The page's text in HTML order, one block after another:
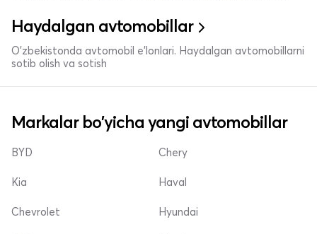
Haydalgan avtomobillar
O'zbekistonda avtomobil e’lonlari. Haydalgan avtomobillarni
sotib olish va sotish
Markalar bo'yicha yangi avtomobillar
BYD
Kia
Chevrolet
Chery
Haval
Hyundai